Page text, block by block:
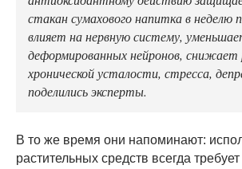
стакан сумахового напитка в неделю
влияет на нервную систему,
деформированных нейронов, снижает
хронической усталости, стресса,
поделились эксперты.
В то же время они напоминают:
растительных средств всегда требует